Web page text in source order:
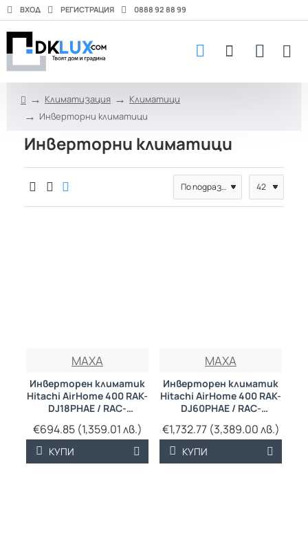
ВХОД РЕГИСТРАЦИЯ 0888 92 88 99
m
e
Климатизация
Климатици
Инверторни климатици
Инверторни климатици
MAXA
Инверторен климатик
Hitachi AirHome 400 RAK-
DJ18PHAE / RAC-
DJ18PHAE
€694.85 (1,359.01 лв.)
КУПИ
MAXA
Инверторен климатик
Hitachi AirHome 400 RAK-
DJ60PHAE / RAC-
DJ60PHAE
€1,732.77 (3,389.00 лв.)
КУПИ